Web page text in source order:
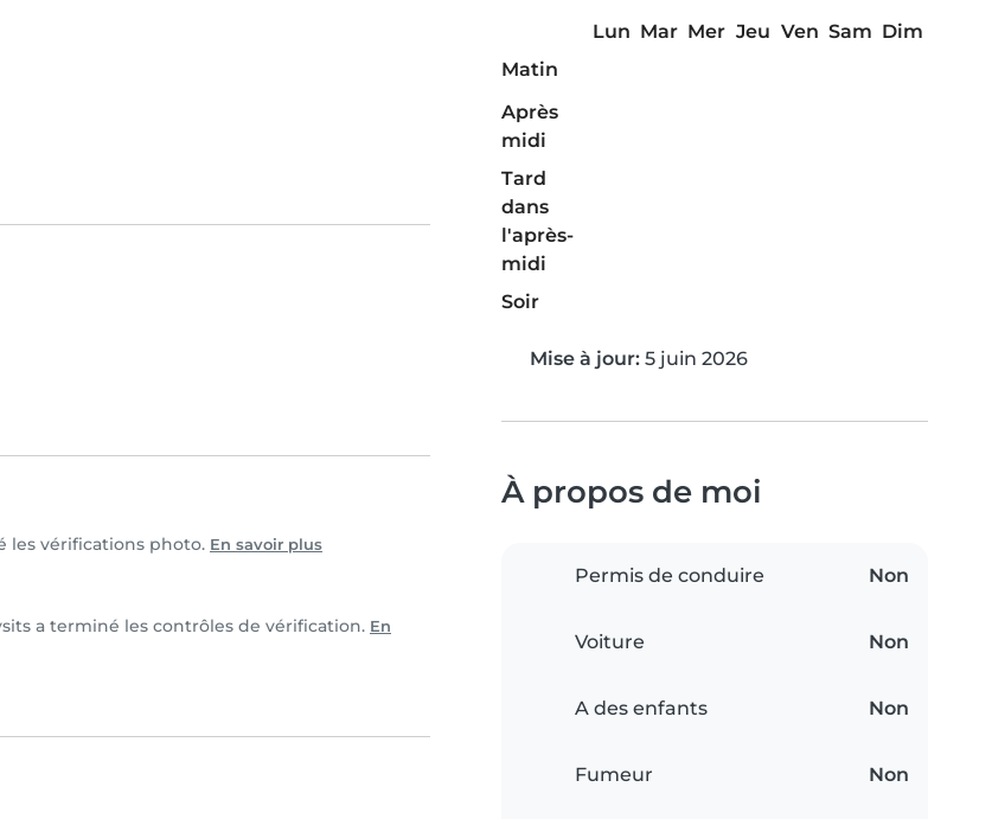
les vérifications photo. En savoir plus
a terminé les contrôles de vérification. En
Lun Mar Mer Jeu Ven Sam Dim
Matin
Après
midi
Tard
dans
l'après-
midi
Soir
Mise à jour: 5 juin 2026
À propos de moi
Permis de conduire Non
Voiture Non
A des enfants Non
Fumeur Non